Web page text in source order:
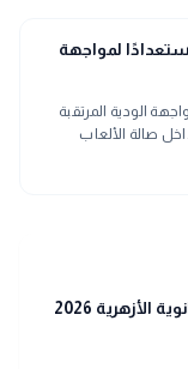
لمواجهة
الودية المرتقبة
صالة الألعاب
رابط شغال الآن.. استعلم عن نتيجة الثانوية الأزهرية 2026